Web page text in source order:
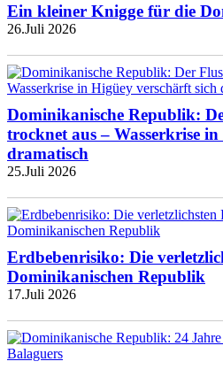
Ein kleiner Knigge für die
26.Juli 2026
Dominikanische Republik:
trocknet aus – Wasserkrise
dramatisch
25.Juli 2026
Erdbebenrisiko: Die
Dominikanischen Republik
17.Juli 2026